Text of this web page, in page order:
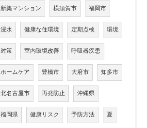
新築マンション 横須賀市 福岡市
浸水 健康な住環境 定期点検 環境
対策 室内環境改善 呼吸器疾患
ホームケア 豊橋市 大府市 知多市
北名古屋市 再発防止 沖縄県
福岡県 健康リスク 予防方法 夏